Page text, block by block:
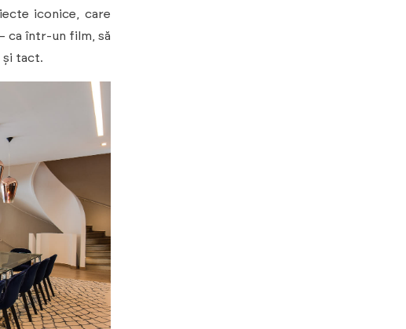
iconice, care
ca într-un film, să
și tact.